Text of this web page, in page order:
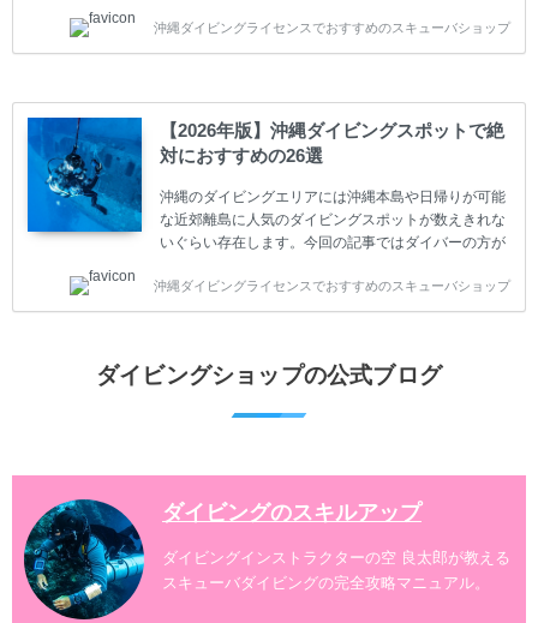
やまだ始めて間もない初心者の方に必見の内容です。
スキューバダイビングの始め方と楽しみ方について学
ててしまうと、せっかく楽しみにしていたスキューバ
ダイビングが台無しになり後悔することになってしま
うかもしれません。 又、スキューバダイビングは事故
のリスクがあるスポーツでもあります。もしかしたら
危険な思いをしてしまうかもしれません。 今回は現地
ダイビング...
沖縄ダイビングライセンスでおすすめのスキューバショップ
【2026年版】沖縄ダイビングスポットで絶
対におすすめの26選
沖縄のダイビングエリアには沖縄本島や日帰りが可能
な近郊離島に人気のダイビングスポットが数えきれな
いぐらい存在します。今回の記事ではダイバーの方が
グスポットを紹介します。 当スクールは、沖縄本島で
は北谷町、嘉手納町、読谷村、恩納村、名護市、本部
案内しております。 ダイビングライセンスをお持ちの
沖縄ダイビングライセンスでおすすめのスキューバショップ
ダイビングショップの公式ブログ
ダイビングのスキルアップ
ダイビングインストラクターの空 良太郎が教える
スキューバダイビングの完全攻略マニュアル。